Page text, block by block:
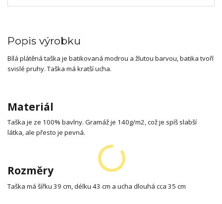
Popis výrobku
Bílá plátěná taška je batikovaná modrou a žlutou barvou, batika tvoří
svislé pruhy. Taška má kratší ucha.
Materiál
Taška je ze 100% bavlny. Gramáž je 140g/m2, což je spíš slabší
látka, ale přesto je pevná.
Rozměry
Taška má šířku 39 cm, délku 43 cm a ucha dlouhá cca 35 cm